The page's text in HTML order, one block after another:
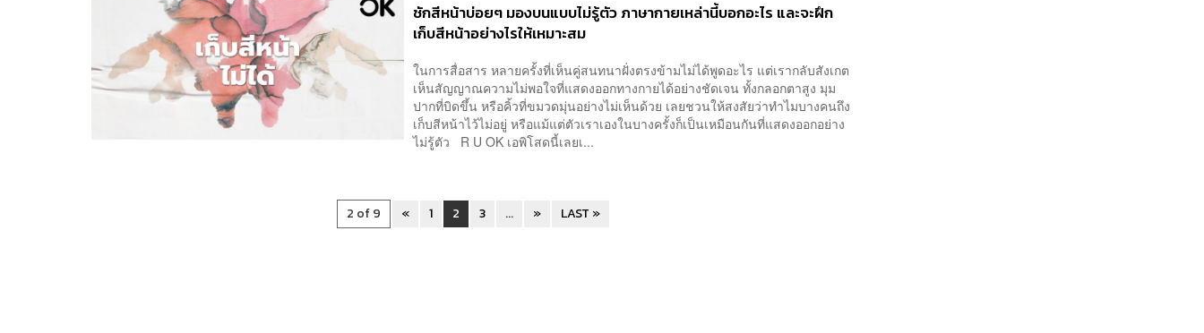
ชักสีหน้าบ่อยๆ มองบนแบบไม่รู้ตัว ภาษากายเหล่านี้บอกอะไร และจะฝึก
เก็บสีหน้าอย่างไรให้เหมาะสม
ในการสื่อสาร หลายครั้งที่เห็นคู่สนทนาฝั่งตรงข้ามไม่ได้พูดอะไร แต่เรากลับสังเกต
เห็นสัญญาณความไม่พอใจที่แสดงออกทางกายได้อย่างชัดเจน ทั้งกลอกตาสูง มุม
ปากที่บิดขึ้น หรือคิ้วที่ขมวดมุ่นอย่างไม่เห็นด้วย เลยชวนให้สงสัยว่าทำไมบางคนถึง
เก็บสีหน้าไว้ไม่อยู่ หรือแม้แต่ตัวเราเองในบางครั้งก็เป็นเหมือนกันที่แสดงออกอย่าง
ไม่รู้ตัว R U OK เอพิโสดนี้เลยเ...
2 of 9 « 1 2 3 ... » LAST »